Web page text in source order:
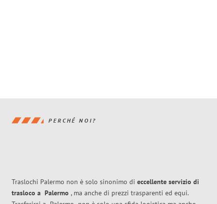
PERCHÉ NOI?
Traslochi Palermo non è solo sinonimo di eccellente servizio di
trasloco a Palermo , ma anche di prezzi trasparenti ed equi.